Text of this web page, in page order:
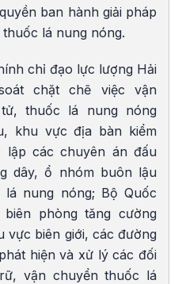
ban hành giải pháp
lá nung nóng.
chỉ đạo lực lượng Hải
chặt chẽ việc vận
thuốc lá nung nóng
khu vực địa bàn kiểm
lập các chuyên án đấu
dây, ổ nhóm buôn lậu
nung nóng; Bộ Quốc
phòng tăng cường
vực biên giới, các đường
hiện và xử lý các đối
vận chuyển thuốc lá